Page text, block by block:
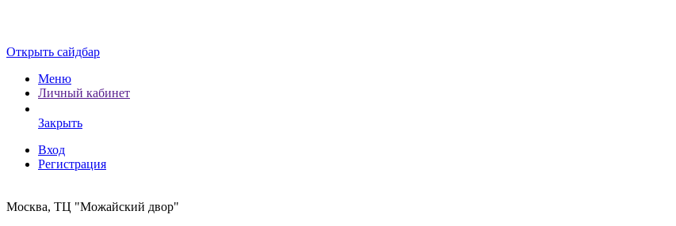
Открыть сайдбар
Меню
Личный кабинет
Закрыть
Вход
Регистрация
Москва, ТЦ "Можайский двор"